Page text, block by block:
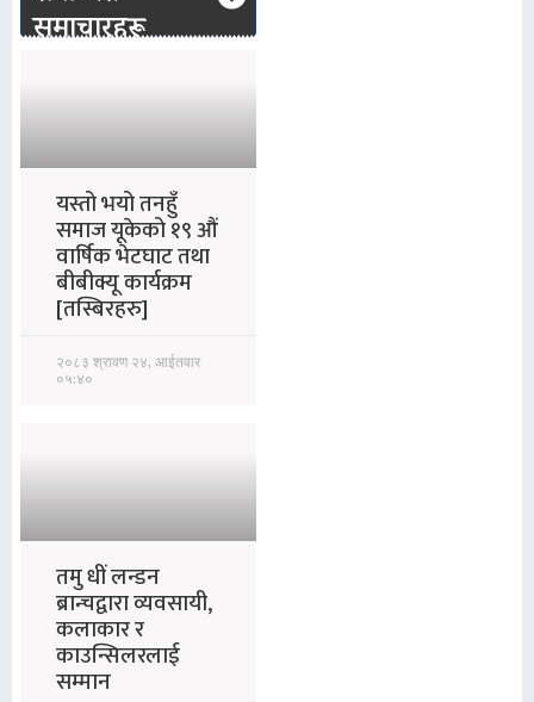
समाचारहरू
यस्तो भयो तनहुँ
समाज यूकेको १९ औं
वार्षिक भेटघाट तथा
बीबीक्यू कार्यक्रम
[तस्बिरहरु]
२०८३ श्रावण २४, आईतवार
०५:४०
तमु धीं लन्डन
ब्रान्चद्वारा व्यवसायी,
कलाकार र
काउन्सिलरलाई
सम्मान